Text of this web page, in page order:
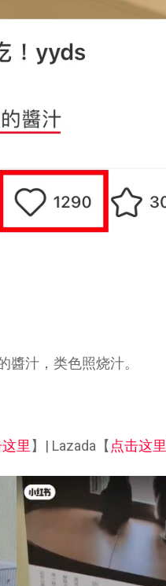
醬汁，类色照烧汁。
里 】| Lazada【 点击这里